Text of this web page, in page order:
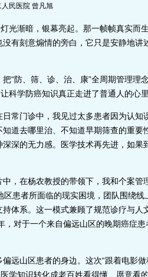
民医院 曾凡旭
渐暗，银幕亮起。那一帧帧真实而
有刻意煽情的旁白，它只是安静地讲
、筛、诊、治、康”全周期管理理念
科学防癌知识真正走进了普通人的心里
门诊中，我见过太多患者因为认知
道去哪里治、不知道早期筛查的重要
深的无力感。医学技术再先进，如果
在杨农教授的带领下，我和个案管
患者所面临的现实困境，团队围绕线
体系。这一模式兼顾了规范诊疗与人
对于一个来自偏远山区的晚期癌症
山区患者的身边。这次“跟着电影做
学知识转化成老百姓看得懂、愿意看